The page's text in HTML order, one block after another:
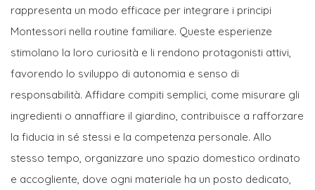
rappresenta un modo efficace per integrare i principi
Montessori nella routine familiare. Queste esperienze
stimolano la loro curiosità e li rendono protagonisti attivi,
favorendo lo sviluppo di autonomia e senso di
responsabilità. Affidare compiti semplici, come misurare gli
ingredienti o annaffiare il giardino, contribuisce a rafforzare
la fiducia in sé stessi e la competenza personale. Allo
stesso tempo, organizzare uno spazio domestico ordinato
e accogliente, dove ogni materiale ha un posto dedicato,